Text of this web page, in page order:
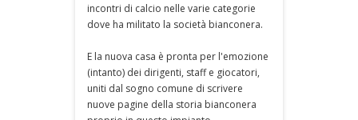
incontri di calcio nelle varie categorie
dove ha militato la società bianconera.
E la nuova casa è pronta per l'emozione
(intanto) dei dirigenti, staff e giocatori,
uniti dal sogno comune di scrivere
nuove pagine della storia bianconera